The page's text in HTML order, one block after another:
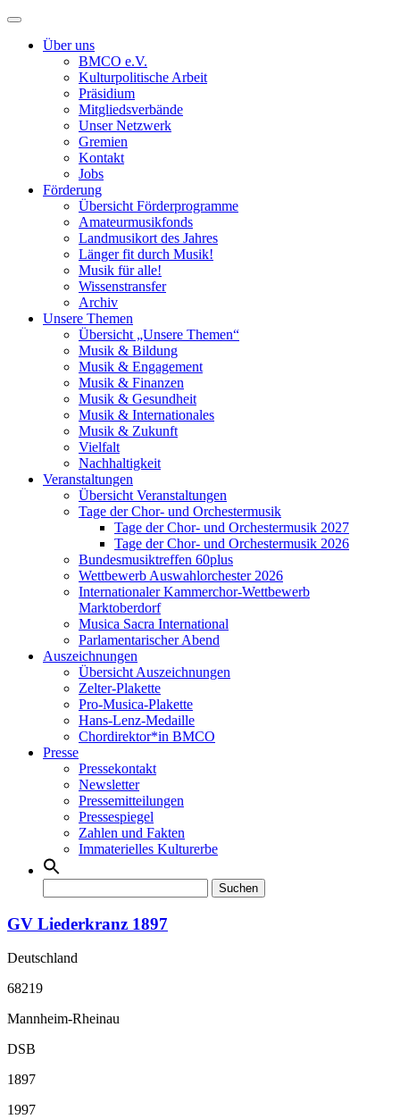
Toggle
navigationÜber uns
BMCO e.V.
Kulturpolitische Arbeit
Präsidium
Mitgliedsverbände
Unser Netzwerk
Gremien
Kontakt
Jobs
Förderung
Übersicht Förderprogramme
Amateurmusikfonds
Landmusikort des Jahres
Länger fit durch Musik!
Musik für alle!
Wissenstransfer
Archiv
Unsere Themen
Übersicht „Unsere Themen“
Musik & Bildung
Musik & Engagement
Musik & Finanzen
Musik & Gesundheit
Musik & Internationales
Musik & Zukunft
Vielfalt
Nachhaltigkeit
Veranstaltungen
Übersicht Veranstaltungen
Tage der Chor- und Orchestermusik
Tage der Chor- und Orchestermusik 2027
Tage der Chor- und Orchestermusik 2026
Bundesmusiktreffen 60plus
Wettbewerb Auswahlorchester 2026
Internationaler Kammerchor-Wettbewerb
Marktoberdorf
Musica Sacra International
Parlamentarischer Abend
Auszeichnungen
Übersicht Auszeichnungen
Zelter-Plakette
Pro-Musica-Plakette
Hans-Lenz-Medaille
Chordirektor*in BMCO
Presse
Pressekontakt
Newsletter
Pressemitteilungen
Pressespiegel
Zahlen und Fakten
Immaterielles Kulturerbe
nach:
GV Liederkranz 1897
Deutschland
68219
Mannheim-Rheinau
DSB
1897
1997